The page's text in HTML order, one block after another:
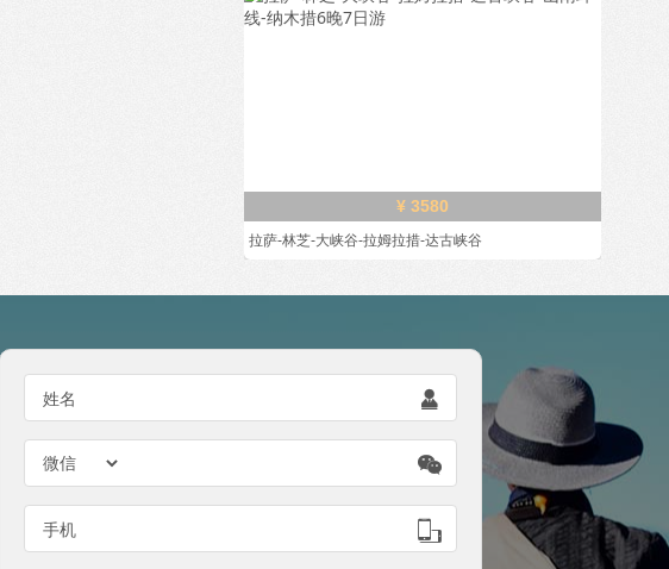
¥ 3580
拉萨-林芝-大峡谷-拉姆拉措-达古峡谷
姓名 

手机 